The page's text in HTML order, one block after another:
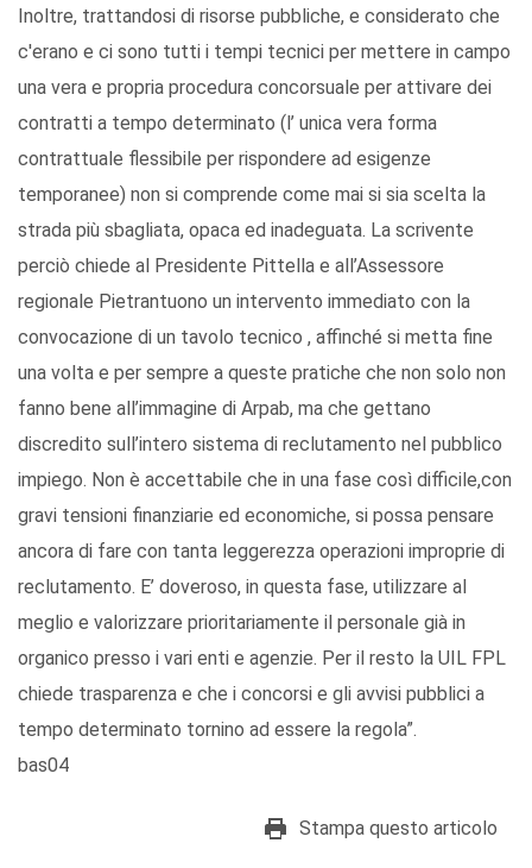
Inoltre, trattandosi di risorse pubbliche, e considerato che
c'erano e ci sono tutti i tempi tecnici per mettere in campo
una vera e propria procedura concorsuale per attivare dei
contratti a tempo determinato (l’ unica vera forma
contrattuale flessibile per rispondere ad esigenze
temporanee) non si comprende come mai si sia scelta la
strada più sbagliata, opaca ed inadeguata. La scrivente
perciò chiede al Presidente Pittella e all’Assessore
regionale Pietrantuono un intervento immediato con la
convocazione di un tavolo tecnico , affinché si metta fine
una volta e per sempre a queste pratiche che non solo non
fanno bene all’immagine di Arpab, ma che gettano
discredito sull’intero sistema di reclutamento nel pubblico
impiego. Non è accettabile che in una fase così difficile,con
gravi tensioni finanziarie ed economiche, si possa pensare
ancora di fare con tanta leggerezza operazioni improprie di
reclutamento. E’ doveroso, in questa fase, utilizzare al
meglio e valorizzare prioritariamente il personale già in
organico presso i vari enti e agenzie. Per il resto la UIL FPL
chiede trasparenza e che i concorsi e gli avvisi pubblici a
tempo determinato tornino ad essere la regola”.
bas04
Stampa questo articolo